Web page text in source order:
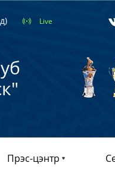
Live
Прэс-цэнтр